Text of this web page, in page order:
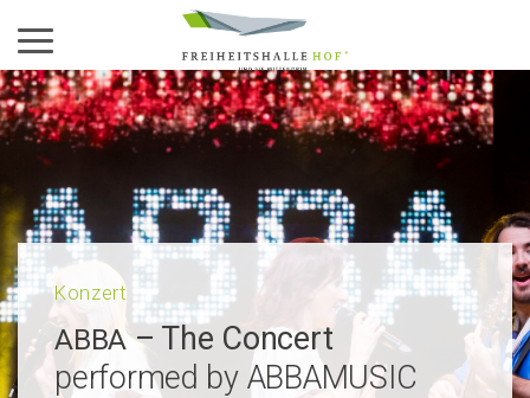
Aktiviere das Menü
Konzert
ABBA– The Concert
performed by ABBAMUSIC